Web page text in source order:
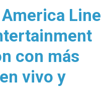
Line
con más
vivo y